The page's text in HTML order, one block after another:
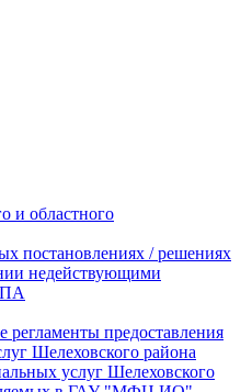
и областного
постановлениях / решениях
недействующими
предоставления
Шелеховского района
услуг Шелеховского